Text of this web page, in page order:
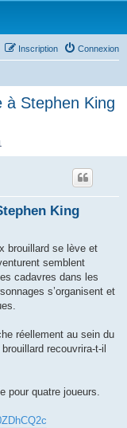
Connexion
Inscription
à Stephen King
King
brouillard se lève et
semblent
cadavres dans les
s’organisent et
réellement au sein du
recouvrira-t-il
pour quatre joueurs.